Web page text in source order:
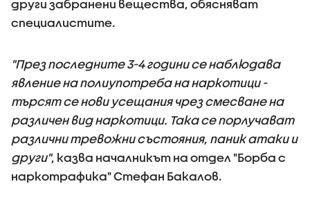
други забранени вещества, обясняват
специалистите.
"През последните 3-4 години се наблюдава
явление на полиупотреба на наркотици -
търсят се нови усещания чрез смесване на
различен вид наркотици. Така се порлучават
различни тревожни състояния, паник атаки и
други", казва началникът на отдел "Борба с
наркотрафика" Стефан Бакалов.